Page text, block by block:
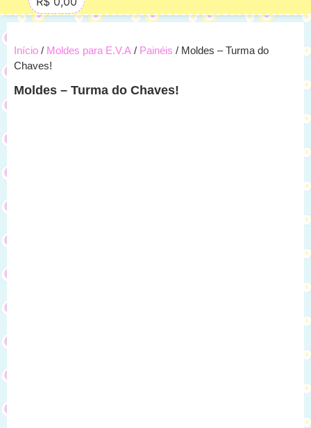
Início / Moldes para E.V.A / Painéis / Moldes – Turma do
Chaves!
Moldes – Turma do Chaves!